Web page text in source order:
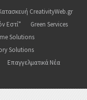
CreativityWeb.gr
Εστί”
Green Services
Solutions
Solutions
Επαγγελματικά Νέα